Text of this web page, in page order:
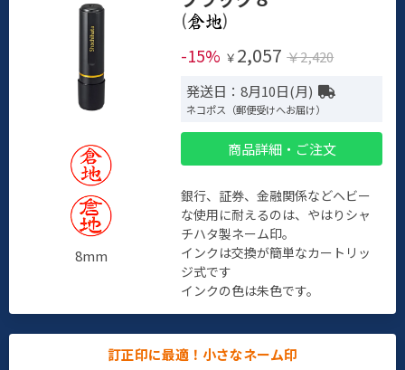
8mm
(
)
-15% ￥ 2,057 ￥2,420
発送日：8月10日(月)
ネコポス（郵便受けへお届け）
商品詳細・ご注文
銀行、証券、金融関係などヘビー
な使用に耐えるのは、やはりシャ
チハタ製ネーム印。
インクは交換が簡単なカートリッ
ジ式です
インクの色は朱色です。
訂正印に最適！小さなネーム印